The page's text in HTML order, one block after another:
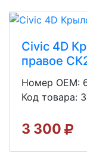
Civic 4D
правое
Номер OEM:
Код товара:
3 300